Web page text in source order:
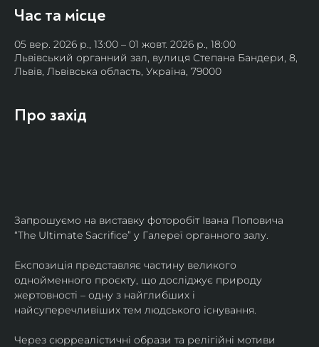
Час та місце
05 вер. 2026 р., 13:00 – 01 жовт. 2026 р., 18:00
Львівський органний зал, вулиця Степана Бандери, 8,
Львів, Львівська область, Україна, 79000
Про захід
Запрошуємо на виставку фоторобіт Івана Поповича
“The Ultimate Sacrifice” у Галереї органного залу.
Експозиція представляє частину великого
однойменного проєкту, що досліджує природу
жертовності – одну з найглибших і
найсуперечливіших тем людського існування.
Через сюрреалістичні образи та релігійні мотиви